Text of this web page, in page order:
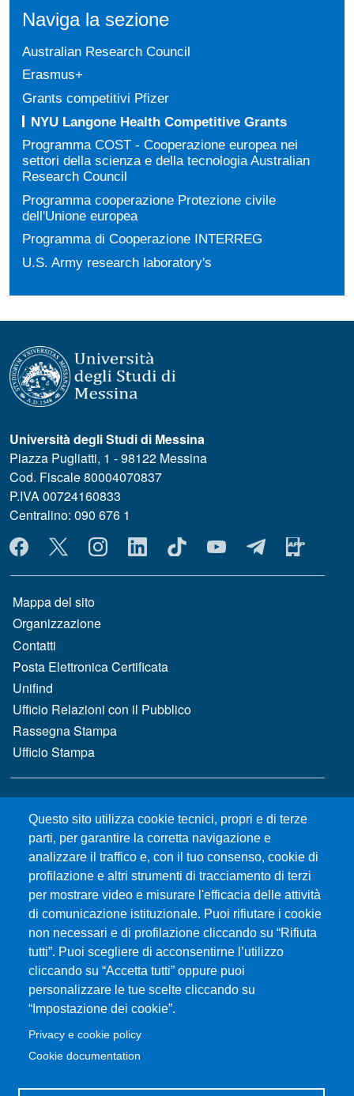
Naviga la sezione
Australian Research Council
Erasmus+
Grants competitivi Pfizer
NYU Langone Health Competitive Grants
Programma COST - Cooperazione europea nei
settori della scienza e della tecnologia Australian
Research Council
Programma cooperazione Protezione civile
dell'Unione europea
Programma di Cooperazione INTERREG
U.S. Army research laboratory's
Questo sito utilizza cookie tecnici, propri e di terze
parti, per garantire la corretta navigazione e
analizzare il traffico e, con il tuo consenso, cookie di
profilazione e altri strumenti di tracciamento di terzi
per mostrare video e misurare l'efficacia delle attività
di comunicazione istituzionale. Puoi rifiutare i cookie
non necessari e di profilazione cliccando su “Rifiuta
tutti”. Puoi scegliere di acconsentirne l’utilizzo
cliccando su “Accetta tutti” oppure puoi
personalizzare le tue scelte cliccando su
“Impostazione dei cookie”.
Privacy e cookie policy
Cookie documentation
Università degli Studi di Messina
Piazza Pugliatti, 1 - 98122 Messina
Cod. Fiscale 80004070837
P.IVA 00724160833
Centralino: 090 676 1
MENÙ SOCIAL
MENÙ FOOTER 1
Mappa del sito
Organizzazione
Contatti
Posta Elettronica Certificata
Unifind
Ufficio Relazioni con il Pubblico
Rassegna Stampa
Ufficio Stampa
MENÙ FOOTER 2
Gare d'appalto
Albo online
CIAM - Servizi Informatici
Brand Identity
Elenco siti tematici
Servizi per Disabilità e DSA
Sostieni Unime
Performance - trasparenza
Amministrazione trasparente
Note Legali
Atti di notifica